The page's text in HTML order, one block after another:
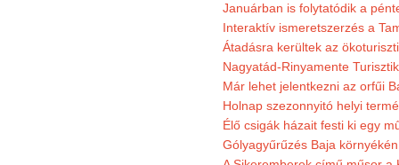
Januárban is folytatódik a
Interaktív ismeretszerzés a
Átadásra kerültek az
Nagyatád-Rinyamente
Már lehet jelentkezni az orfűi
Holnap szezonnyitó helyi
Élő csigák házait festi ki egy
Gólyagyűrűzés Baja